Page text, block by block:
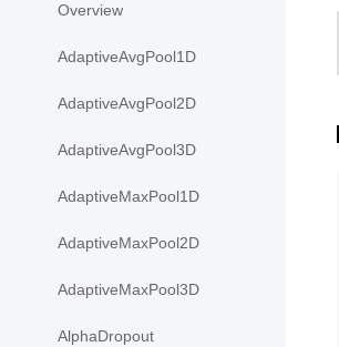
Overview
AdaptiveAvgPool1D
AdaptiveAvgPool2D
AdaptiveAvgPool3D
AdaptiveMaxPool1D
AdaptiveMaxPool2D
AdaptiveMaxPool3D
AlphaDropout